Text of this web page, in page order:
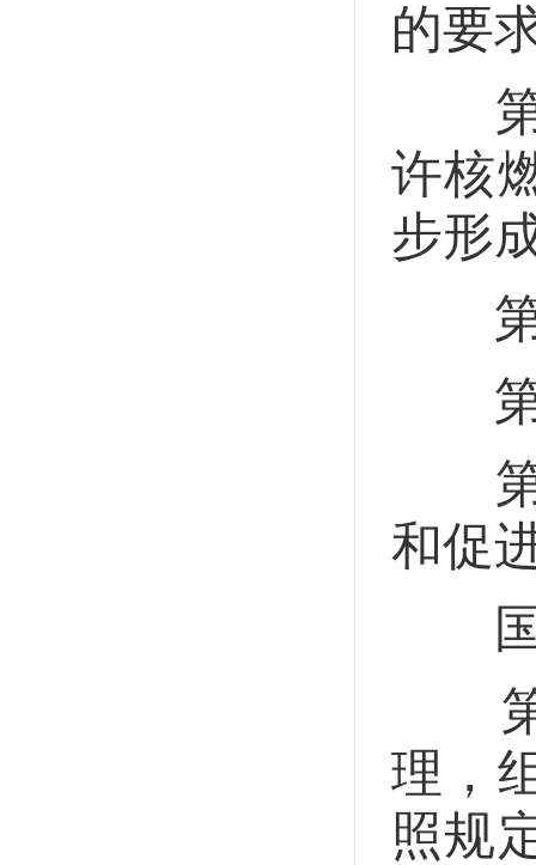
的要
第
许核
步形
第
第
第
和促
国
第
理，
照规